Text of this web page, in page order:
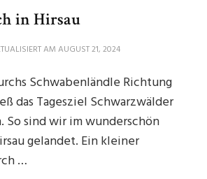
in Hirsau
AM AUGUST 21, 2024
Schwabenländle Richtung
das Tagesziel Schwarzwälder
So sind wir im wunderschön
gelandet. Ein kleiner
…